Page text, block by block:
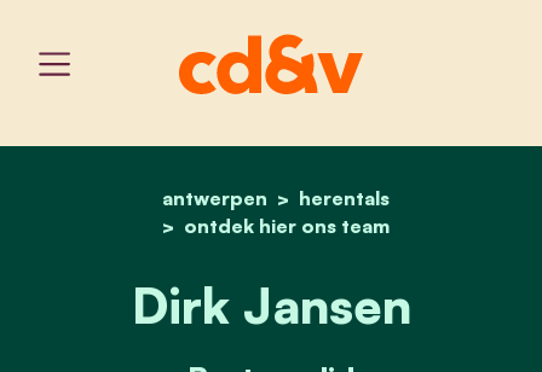
home
antwerpen
herentals
ontdek hier ons team
dirk jansen
Dirk Jansen